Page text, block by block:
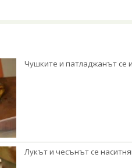
Чушките и патладжанът се
Лукът и чесънът се